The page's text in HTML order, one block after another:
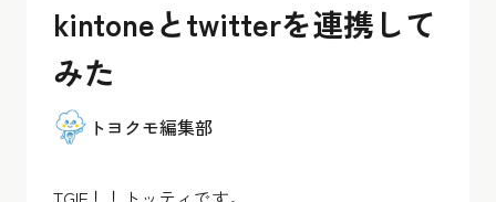
kintoneとtwitterを連携して
みた
トヨクモ編集部